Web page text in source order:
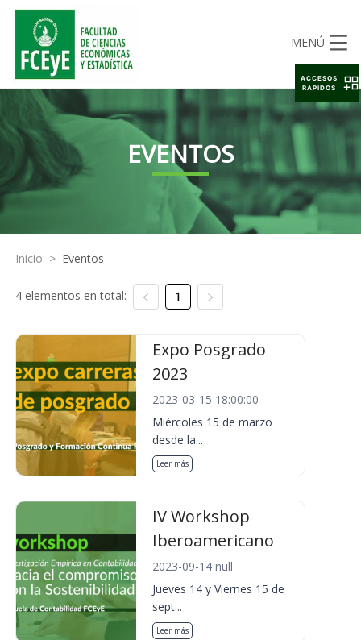
MENÚ
EVENTOS
Inicio > Eventos
4 elementos en total: 1
Expo Posgrado
2023
2023-03-15 18:00:00
Miércoles 15 de marzo
desde la...
Leer más
IV Workshop
Iberoamericano
2023-09-14 null
Jueves 14 y Viernes 15 de
sept...
Leer más
ACCESOS
RAPIDOS